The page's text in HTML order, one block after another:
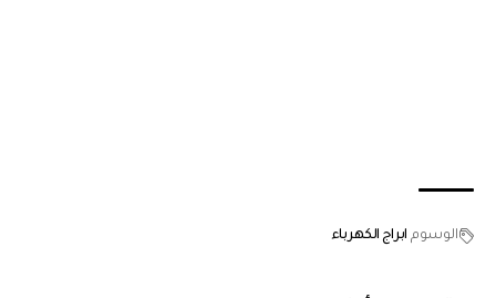
الوسوم ابراج الكهرباء